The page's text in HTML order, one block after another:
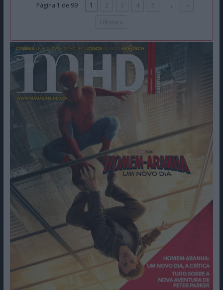
Página 1 de 99 1 2 3 4 5 ...
Ultima »